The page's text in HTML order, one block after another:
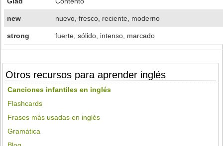
new nuevo, fresco, reciente, moderno
strong fuerte, sólido, intenso, marcado
Otros recursos para aprender inglés
Canciones infantiles en inglés
Flashcards
Frases más usadas en inglés
Gramática